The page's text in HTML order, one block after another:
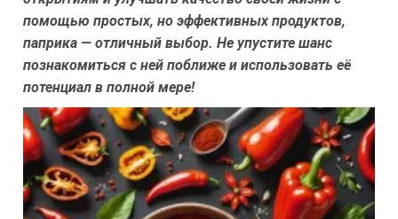
помощью простых, но эффективных продуктов,
паприка — отличный выбор. Не упустите шанс
познакомиться с ней поближе и использовать её
потенциал в полной мере!